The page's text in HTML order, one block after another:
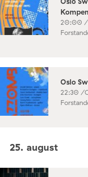
20:00 /
Oslo
22:30 /
25. august